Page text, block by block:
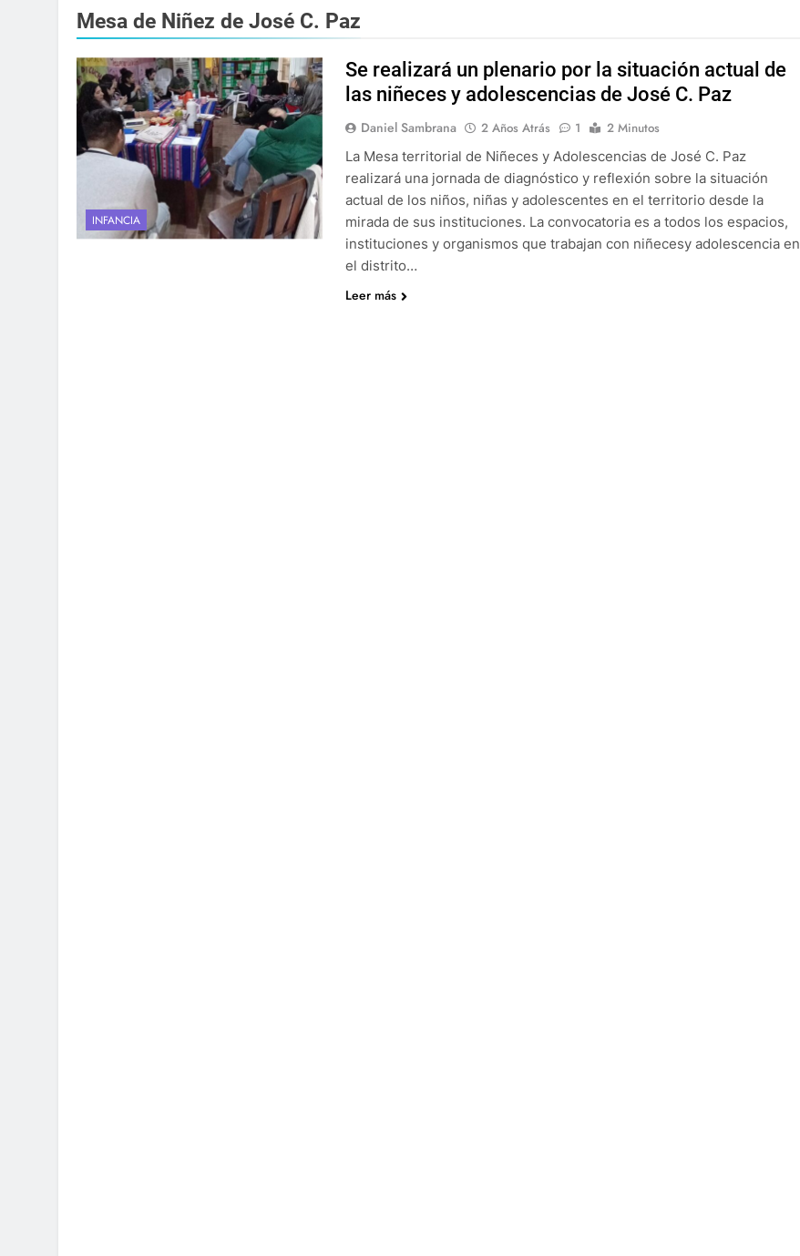
Mesa de Niñez de José C. Paz
INFANCIA
Se realizará un plenario por la situación actual de
las niñeces y adolescencias de José C. Paz
Daniel Sambrana 2 Años Atrás 1
2 Minutos
La Mesa territorial de Niñeces y Adolescencias de José C. Paz
realizará una jornada de diagnóstico y reflexión sobre la situación
actual de los niños, niñas y adolescentes en el territorio desde la
mirada de sus instituciones. La convocatoria es a todos los espacios,
instituciones y organismos que trabajan con niñecesy adolescencia en
el distrito…
Leer más